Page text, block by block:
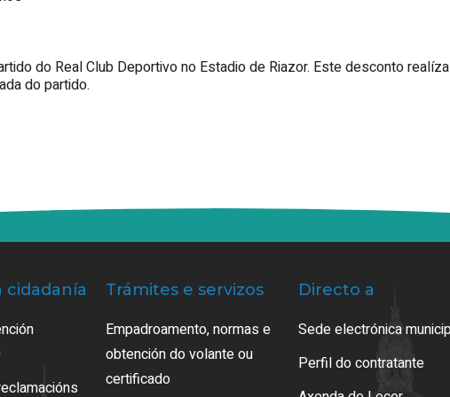
do Real Club Deportivo no Estadio de Riazor. Este desconto
do partido.
cidadanía Trámites e servizos
Empadroamento, normas e
obtención do volante ou
certificado
Directo a
Sede electrónica
Perfil do contratante